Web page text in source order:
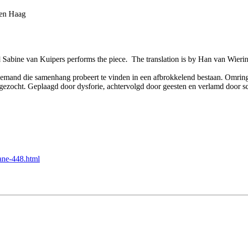
Haag
van Kuipers performs the piece. The translation is by Han van
die samenhang probeert te vinden in een afbrokkelend bestaan.
Geplaagd door dysforie, achtervolgd door geesten en verlamd door
448.html